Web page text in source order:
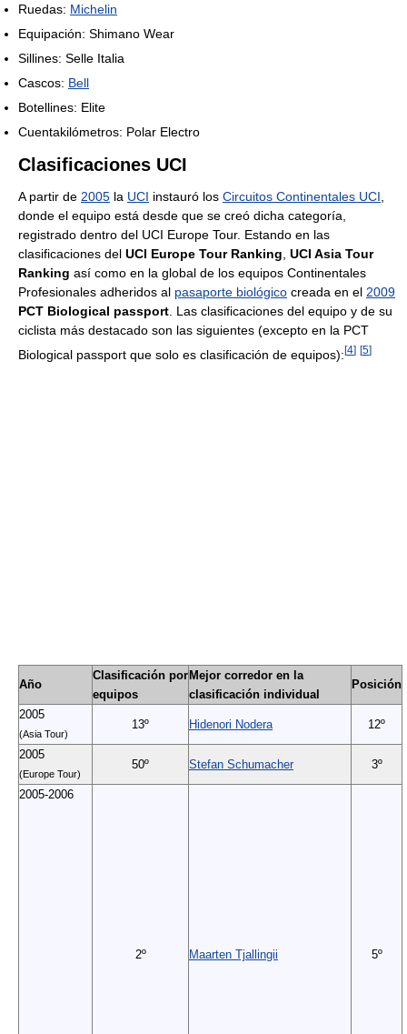
Ruedas: Michelin
Equipación: Shimano Wear
Sillines: Selle Italia
Cascos: Bell
Botellines: Elite
Cuentakilómetros: Polar Electro
Clasificaciones UCI
A partir de 2005 la UCI instauró los Circuitos Continentales UCI
donde el equipo está desde que se creó dicha categoría,
registrado dentro del UCI Europe Tour. Estando en las
clasificaciones del UCI Europe Tour Ranking UCI Asia Tour
Ranking así como en la global de los equipos Continentales
Profesionales adheridos al pasaporte biológico creada en el 2009
PCT Biological passport . Las clasificaciones del equipo y de su
ciclista más destacado son las siguientes (excepto en la PCT
Biological passport que solo es clasificación de equipos):[4] [5]
Año
Clasificación por
equipos
Mejor corredor en la
clasificación individual
Posición
2005
(Asia Tour)
13º Hidenori Nodera 12º
2005
(Europe Tour)
50º Stefan Schumacher 3º
2005-2006
2º Maarten Tjallingii 5º